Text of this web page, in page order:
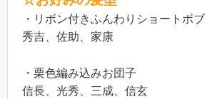
・リボン付きふんわりショートボブ
秀吉、佐助、家康
・栗色編み込みお団子
信長、光秀、三成、信玄